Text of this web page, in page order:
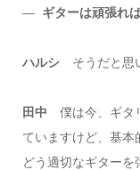
― ギターは頑張れ
ハルシ そうだと思
田中 僕は今、ギタ
ていますけど、基本
どう適切なギター